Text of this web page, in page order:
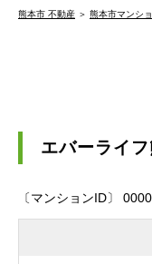
熊本市 不動産 ＞ 熊本市マンシ
エバーライ
〔マンションID〕